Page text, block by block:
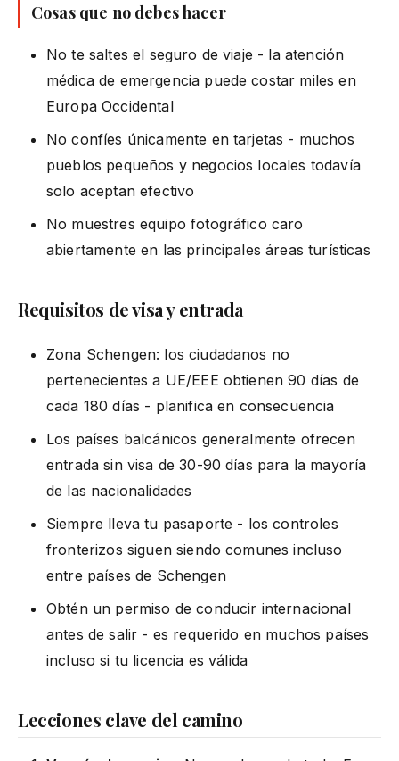
Cosas que no debes hacer
No te saltes el seguro de viaje - la atención
médica de emergencia puede costar miles en
Europa Occidental
No confíes únicamente en tarjetas - muchos
pueblos pequeños y negocios locales todavía
solo aceptan efectivo
No muestres equipo fotográfico caro
abiertamente en las principales áreas turísticas
Requisitos de visa y entrada
Zona Schengen: los ciudadanos no
pertenecientes a UE/EEE obtienen 90 días de
cada 180 días - planifica en consecuencia
Los países balcánicos generalmente ofrecen
entrada sin visa de 30-90 días para la mayoría
de las nacionalidades
Siempre lleva tu pasaporte - los controles
fronterizos siguen siendo comunes incluso
entre países de Schengen
Obtén un permiso de conducir internacional
antes de salir - es requerido en muchos países
incluso si tu licencia es válida
Lecciones clave del camino